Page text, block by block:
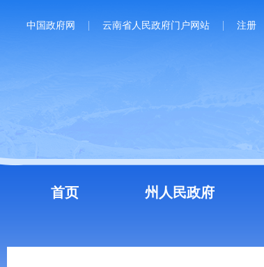
中国政府网 云南省人民政府门户网站 注册
首页 州人民政府